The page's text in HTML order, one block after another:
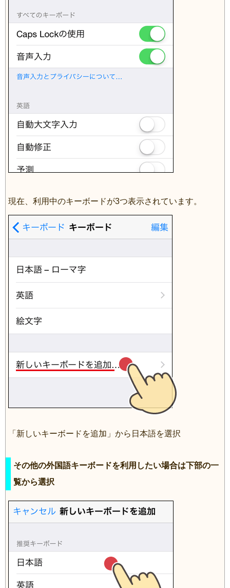
現在、利用中のキーボードが3つ表示されています。
「新しいキーボードを追加」から日本語を選択
その他の外国語キーボードを利用したい場合は下部の一
覧から選択